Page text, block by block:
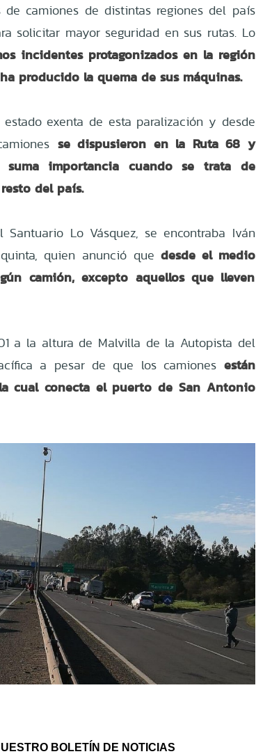
de camiones de distintas regiones del país
solicitar mayor seguridad en sus rutas. Lo
incidentes protagonizados en la región
producido la quema de sus máquinas.
exenta de esta paralización y desde
se dispusieron en la Ruta 68 y
importancia cuando se trata de
del país.
Lo Vásquez, se encontraba Iván
quien anunció que desde el medio
camión, excepto aquellos que lleven
a la altura de Malvilla de la Autopista del
a pesar de que los camiones están
cual conecta el puerto de San Antonio
BOLETÍN DE NOTICIAS